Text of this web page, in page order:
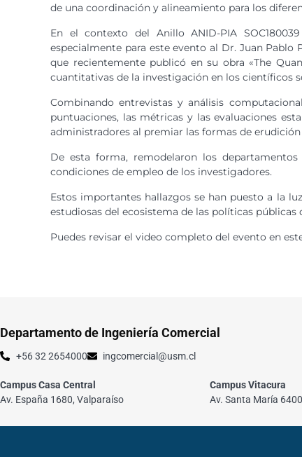
de una coordinación y alineamiento para los
En el contexto del Anillo ANID-PIA
especialmente para este evento al Dr. Juan
que recientemente publicó en su obra «The
cuantitativas de la investigación en los científicos
Combinando entrevistas y análisis
puntuaciones, las métricas y las evaluaciones
administradores al premiar las formas de
De esta forma, remodelaron los
condiciones de empleo de los investigadores.
Estos importantes hallazgos se han puesto a la
estudiosas del ecosistema de las políticas públicas
Puedes revisar el video completo del evento en
Departamento de Ingeniería Comercial
+56 32 2654000 ingcomercial@usm.cl
Campus Casa Central
Av. España 1680, Valparaíso
Campus Vitacura
Av. Santa María